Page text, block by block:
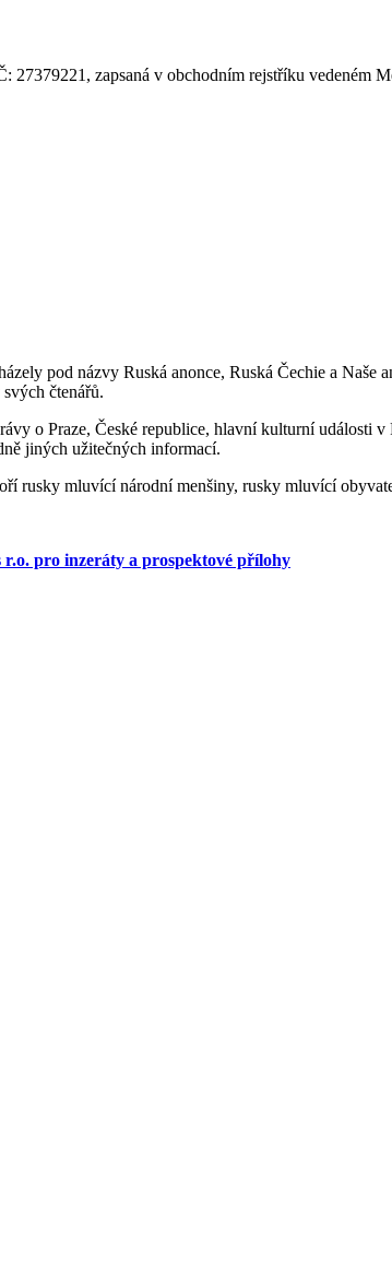
zapsaná v obchodním rejstříku vedeném
pod názvy Ruská anonce, Ruská Čechie a
čtenářů.
o Praze, České republice, hlavní kulturní události
jiných užitečných informací.
rusky mluvící národní menšiny, rusky mluvící
pro inzeráty a prospektové přílohy